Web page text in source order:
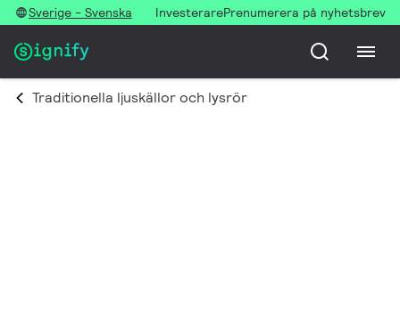
Sverige - Svenska InvesterarePrenumerera på nyhetsbrev
Traditionella ljuskällor och lysrör